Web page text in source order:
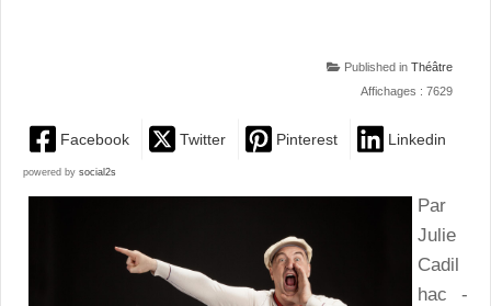
Published in Théâtre
Affichages : 7629
Facebook Twitter Pinterest Linkedin
powered by social2s
Par
Julie
Cadil
hac -